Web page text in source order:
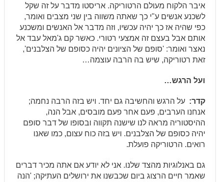
איבר הלקוח מעולם הרטוריקה. אריסטו מדבר על זה שקל
לשכנע אנשים ע"י כך שאתה משווה בין שני מצבים ואומר,
כפי שהיה אז כך יהיה עכשיו, וזה מדבר אל האנשים ומשכנע
אותם אבל בעצם זה אמצעי רטורי. כאשר קם ג'מאל עבד אל
נאצר ואומר: 'סופם של הציונים יהיה כסופם של הצלבנים',
זאת רטוריקה, שיש בה הרבה עוצמה…
ועל הרגש…
קדר: על הרגש והחשיבה גם יחד. ויש בזה הרבה נחמה;
אנחנו הערבים, פעם אחר פעם מובסים, אבל הנה,
ההיסטוריה מראה לנו שישנה תקווה ובסופו של דבר סופם
יהיה כסופם של הצלבנים. ויש בזה כוח עצום, כמו שאנו
רואים. הרטוריקה פועלת.
גם באנלוגיות מהצד שלנו. אני לא יודע אם אתה מכיר דברים
שאמר חיים הרצוג ביום שכבשנו את ירושלים העתיקה; 'הנה